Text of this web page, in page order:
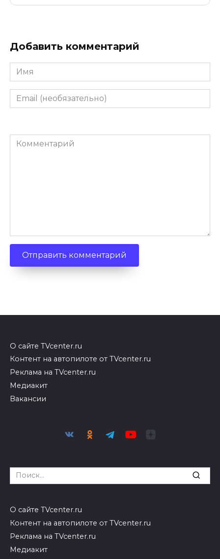
Добавить комментарий
Имя
Email
(необязательно)
Комментарий
О сайте TVcenter.ru
Контент на автопилоте от TVcenter.ru
Реклама на TVcenter.ru
Медиакит
Вакансии
Search
for:
О сайте TVcenter.ru
Контент на автопилоте от TVcenter.ru
Реклама на TVcenter.ru
Медиакит